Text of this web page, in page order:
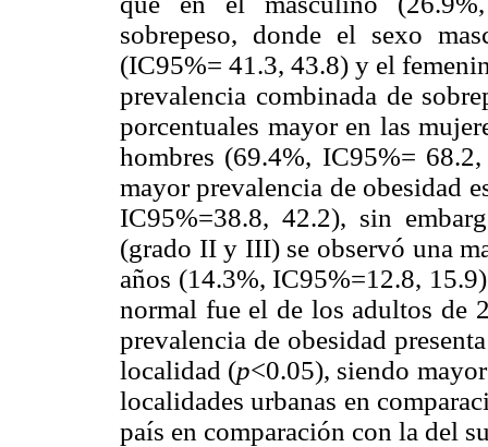
sobrepeso, donde el sexo
(IC95%= 41.3, 43.8) y el
prevalencia combinada de
porcentuales mayor en las
hombres (69.4%, IC95%=
mayor prevalencia de obesidad
IC95%=38.8, 42.2), sin
(grado II y III) se observó una
años (14.3%, IC95%=12.8,
normal fue el de los adultos de
prevalencia de obesidad
localidad (p<0.05), siendo
localidades urbanas en
país en comparación con la del